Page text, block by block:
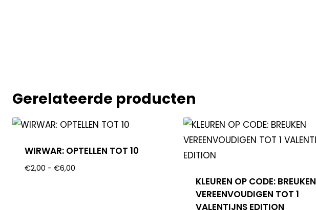
Gerelateerde producten
WIRWAR: OPTELLEN TOT 10
€2,00 - €6,00
KLEUREN OP CODE: BREUKEN
VEREENVOUDIGEN TOT 1
VALENTIJNS EDITION